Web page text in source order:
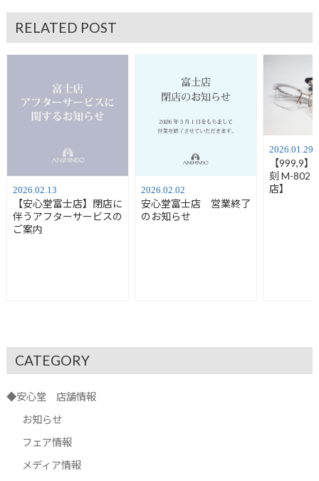
RELATED POST
2026.02.13
【安心堂富士店】閉店に
伴うアフターサービスの
ご案内
2026.02.02
安心堂富士店 営業終了
のお知らせ
2026.01.29
【999,9
刻 M-802
店】
CATEGORY
◆安心堂 店舗情報
お知らせ
フェア情報
メディア情報